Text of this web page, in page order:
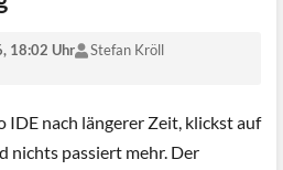
18:02 Uhr
Stefan Kröll
nach längerer Zeit, klickst auf
nichts passiert mehr. Der